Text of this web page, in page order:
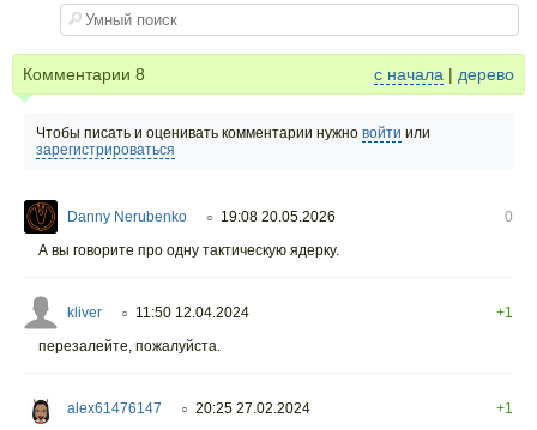
Комментарии 8 с начала | дерево
Чтобы писать и оценивать комментарии нужно войти или
зарегистрироваться
Danny Nerubenko ○ 19:08 20.05.2026
0
А вы говорите про одну тактическую ядерку.
kliver ○ 11:50 12.04.2024
+1
перезалейте, пожалуйста.
alex61476147 ○ 20:25 27.02.2024
+1